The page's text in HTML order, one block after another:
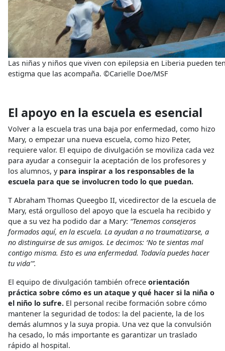
Las niñas y niños que viven con epilepsia en Liberia pueden
estigma que las acompaña. ©Carielle Doe/MSF
El apoyo en la escuela es esencial
Volver a la escuela tras una baja por enfermedad, como hizo
Mary, o empezar una nueva escuela, como hizo Peter,
requiere valor. El equipo de divulgación se moviliza cada vez
para ayudar a conseguir la aceptación de los profesores y
los alumnos, y para inspirar a los responsables de la
escuela para que se involucren todo lo que puedan.
T Abraham Thomas Queegbo II, vicedirector de la escuela de
Mary, está orgulloso del apoyo que la escuela ha recibido y
que a su vez ha podido dar a Mary: “Tenemos consejeros
formados aquí, en la escuela. La ayudan a no traumatizarse, a
no distinguirse de sus amigos. Le decimos: ‘No te sientas mal
contigo misma. Esto es una enfermedad. Todavía puedes hacer
tu vida'”.
El equipo de divulgación también ofrece orientación
práctica sobre cómo es un ataque y qué hacer si la niña o
el niño lo sufre. El personal recibe formación sobre cómo
mantener la seguridad de todos: la del paciente, la de los
demás alumnos y la suya propia. Una vez que la convulsión
ha cesado, lo más importante es garantizar un traslado
rápido al hospital.